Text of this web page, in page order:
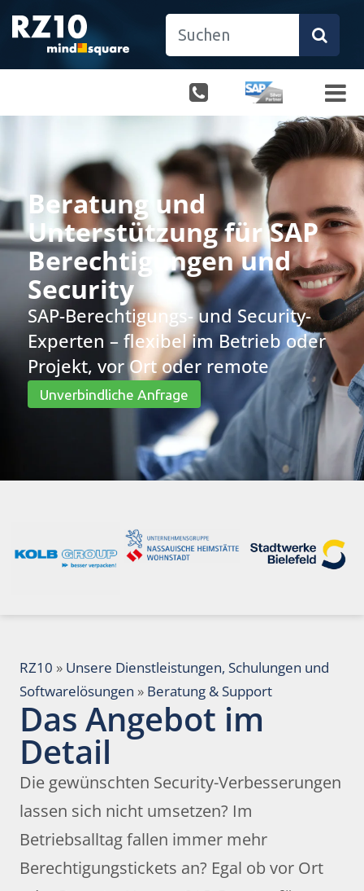
Beratung und
Unterstützung für SAP
Berechtigungen und
Security
SAP-Berechtigungs- und Security-
Experten – flexibel im Betrieb oder
Projekt, vor Ort oder remote
Unverbindliche Anfrage
RZ10 » Unsere Dienstleistungen, Schulungen und
Softwarelösungen » Beratung & Support
Das Angebot im
Detail
Die gewünschten Security-Verbesserungen
lassen sich nicht umsetzen? Im
Betriebsalltag fallen immer mehr
Berechtigungstickets an? Egal ob vor Ort